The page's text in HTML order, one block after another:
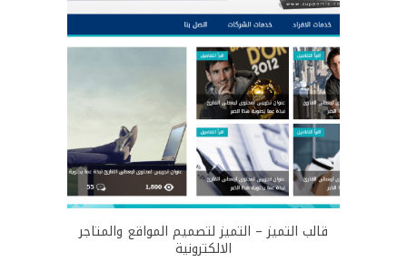
قالب التميز – التميز لتصميم المواقع والمتاجر
الالكترونية